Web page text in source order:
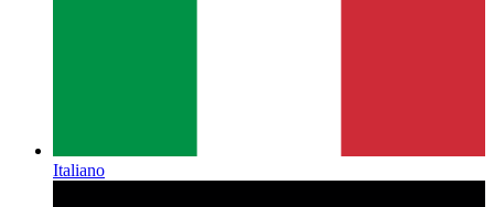
Italiano